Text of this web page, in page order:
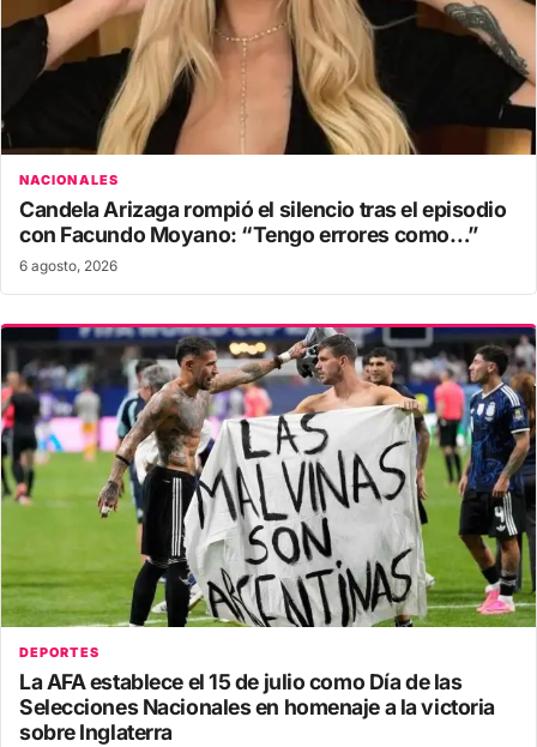
NACIONALES
Candela Arizaga rompió el silencio tras el episodio
con Facundo Moyano: “Tengo errores como…”
6 agosto, 2026
DEPORTES
La AFA establece el 15 de julio como Día de las
Selecciones Nacionales en homenaje a la victoria
sobre Inglaterra